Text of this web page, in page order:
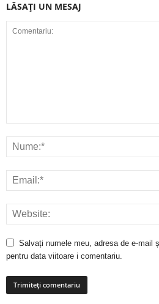
LĂSAȚI UN MESAJ
Salvați numele meu, adresa de e-mail
pentru data viitoare i comentariu.